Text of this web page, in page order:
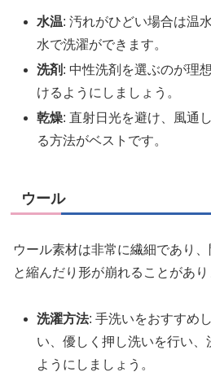
水温: 汚れがひどい場合は温
水で洗濯ができます。
洗剤 : 中性洗剤を選ぶのが理
けるようにしましょう。
乾燥: 直射日光を避け、風通
る方法がベストです。
ウール
ウール素材は非常に繊細であり
と縮んだり形が崩れることがあり
洗濯方法: 手洗いをおすすめ
い、優しく押し洗いを行い
ようにしましょう。